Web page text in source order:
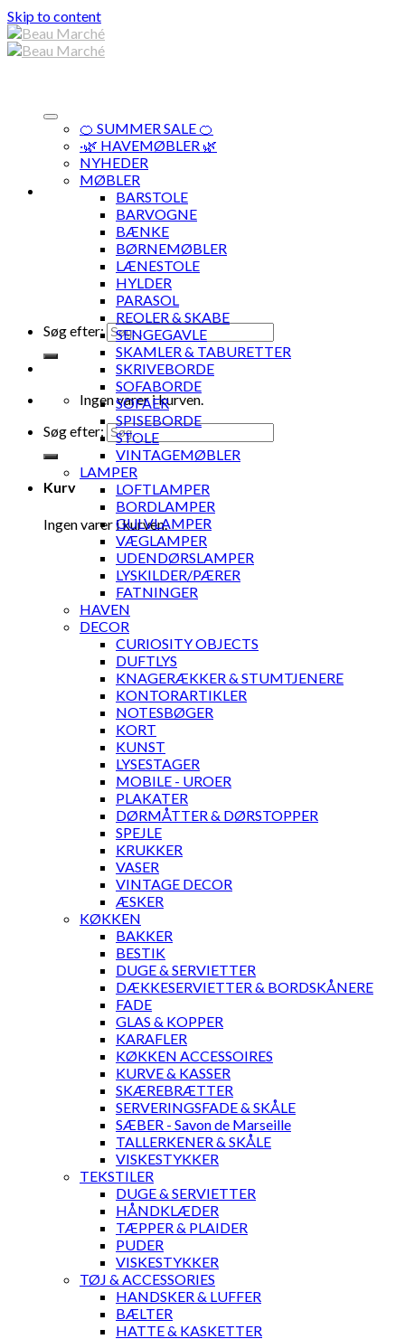
Skip to content
Søg efter:
Ingen varer i kurven.
Søg efter:
Kurv
Ingen varer i kurven.
🍊 SUMMER SALE 🍊
·🌿 HAVEMØBLER 🌿
NYHEDER
MØBLER
BARSTOLE
BARVOGNE
BÆNKE
BØRNEMØBLER
LÆNESTOLE
HYLDER
PARASOL
REOLER & SKABE
SENGEGAVLE
SKAMLER & TABURETTER
SKRIVEBORDE
SOFABORDE
SOFAER
SPISEBORDE
STOLE
VINTAGEMØBLER
LAMPER
LOFTLAMPER
BORDLAMPER
GULVLAMPER
VÆGLAMPER
UDENDØRSLAMPER
LYSKILDER/PÆRER
FATNINGER
HAVEN
DECOR
CURIOSITY OBJECTS
DUFTLYS
KNAGERÆKKER & STUMTJENERE
KONTORARTIKLER
NOTESBØGER
KORT
KUNST
LYSESTAGER
MOBILE - UROER
PLAKATER
DØRMÅTTER & DØRSTOPPER
SPEJLE
KRUKKER
VASER
VINTAGE DECOR
ÆSKER
KØKKEN
BAKKER
BESTIK
DUGE & SERVIETTER
DÆKKESERVIETTER & BORDSKÅNERE
FADE
GLAS & KOPPER
KARAFLER
KØKKEN ACCESSOIRES
KURVE & KASSER
SKÆREBRÆTTER
SERVERINGSFADE & SKÅLE
SÆBER - Savon de Marseille
TALLERKENER & SKÅLE
VISKESTYKKER
TEKSTILER
DUGE & SERVIETTER
HÅNDKLÆDER
TÆPPER & PLAIDER
PUDER
VISKESTYKKER
TØJ & ACCESSORIES
HANDSKER & LUFFER
BÆLTER
HATTE & KASKETTER